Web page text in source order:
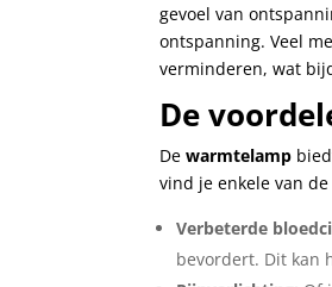
gevoel van
ontspanning. Veel
verminderen, wat
De
Dewarmtelamp
vind je enkele van
Verbeterde
bevordert. Dit kan